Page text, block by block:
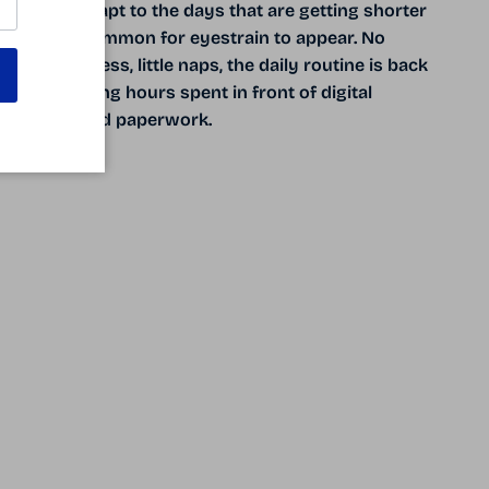
have to adapt to the days that are getting shorter
and it is common for eyestrain to appear. No
more idleness, little naps, the daily routine is back
with the long hours spent in front of digital
devices and paperwork.